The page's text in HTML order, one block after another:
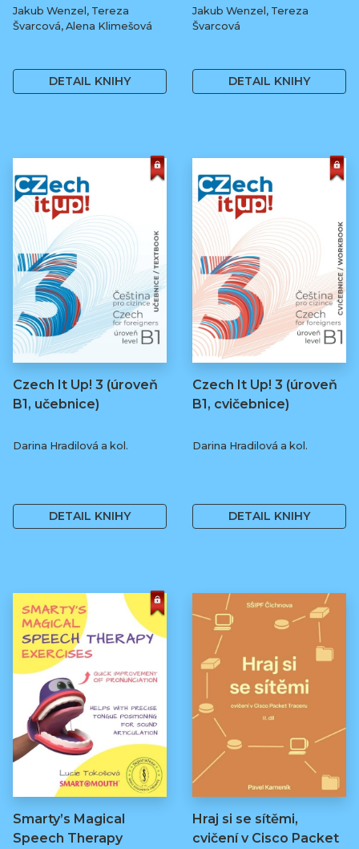
Jakub Wenzel, Tereza
Švarcová, Alena Klimešová
DETAIL KNIHY
Jakub Wenzel, Tereza
Švarcová
DETAIL KNIHY
Czech It Up! 3 (úroveň
B1, učebnice)
Darina Hradilová a kol.
DETAIL KNIHY
Czech It Up! 3 (úroveň
B1, cvičebnice)
Darina Hradilová a kol.
DETAIL KNIHY
Smarty’s Magical
Speech Therapy
Hraj si se sítěmi,
cvičení v Cisco Packet